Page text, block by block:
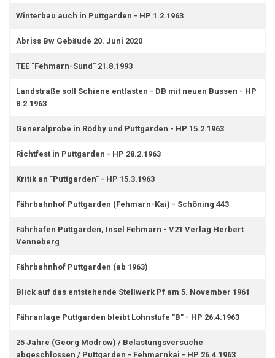
Winterbau auch in Puttgarden - HP 1.2.1963
Abriss Bw Gebäude 20. Juni 2020
TEE "Fehmarn-Sund" 21.8.1993
Landstraße soll Schiene entlasten - DB mit neuen Bussen - HP
8.2.1963
Generalprobe in Rödby und Puttgarden - HP 15.2.1963
Richtfest in Puttgarden - HP 28.2.1963
Kritik an "Puttgarden" - HP 15.3.1963
Fährbahnhof Puttgarden (Fehmarn-Kai) - Schöning 443
Fährhafen Puttgarden, Insel Fehmarn - V21 Verlag Herbert
Venneberg
Fährbahnhof Puttgarden (ab 1963)
Blick auf das entstehende Stellwerk Pf am 5. November 1961
Fähranlage Puttgarden bleibt Lohnstufe "B" - HP 26.4.1963
25 Jahre (Georg Modrow) / Belastungsversuche
abgeschlossen / Puttgarden - Fehmarnkai - HP 26.4.1963